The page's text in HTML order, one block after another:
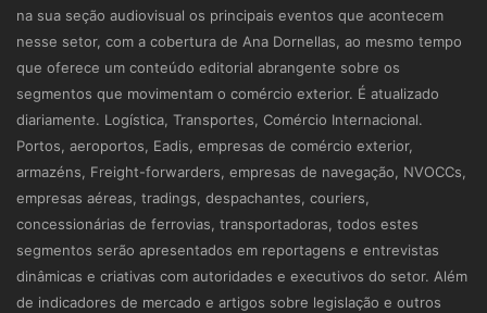
na sua seção audiovisual os principais eventos que acontecem
nesse setor, com a cobertura de Ana Dornellas, ao mesmo tempo
que oferece um conteúdo editorial abrangente sobre os
segmentos que movimentam o comércio exterior. É atualizado
diariamente. Logística, Transportes, Comércio Internacional.
Portos, aeroportos, Eadis, empresas de comércio exterior,
armazéns, Freight-forwarders, empresas de navegação, NVOCCs,
empresas aéreas, tradings, despachantes, couriers,
concessionárias de ferrovias, transportadoras, todos estes
segmentos serão apresentados em reportagens e entrevistas
dinâmicas e criativas com autoridades e executivos do setor. Além
de indicadores de mercado e artigos sobre legislação e outros